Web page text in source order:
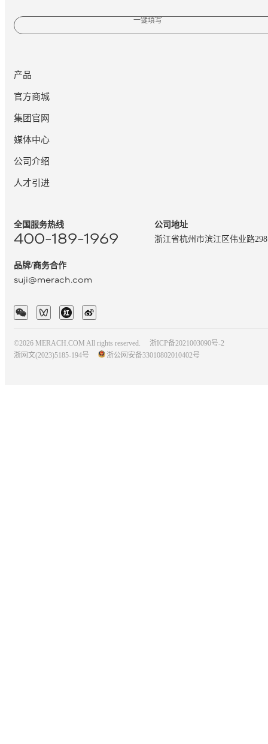
一键填写
产品
官方商城
集团官网
媒体中心
公司介绍
人才引进
全国服务热线
400-189-1969
品牌/商务合作
suji@merach.com
公司地址
浙江省杭州市滨江区伟业路
©2026 MERACH.COM All rights reserved.
浙ICP备2021003090号-2
浙网文(2023)5185-194号
浙公网安备33010802010402号